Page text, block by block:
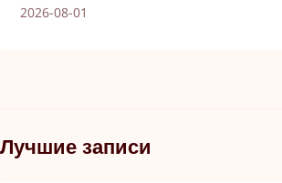
2026-08-01
Лучшие записи